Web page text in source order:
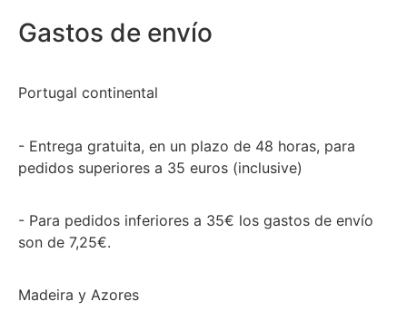
Gastos de envío
Portugal continental
- Entrega gratuita, en un plazo de 48 horas, para
pedidos superiores a 35 euros (inclusive)
- Para pedidos inferiores a 35€ los gastos de envío
son de 7,25€.
Madeira y Azores